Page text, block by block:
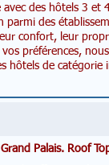
avec des hôtels 3 et
parmi des
confort, leur
préférences,
hôtels de catégorie
Palais. Roof